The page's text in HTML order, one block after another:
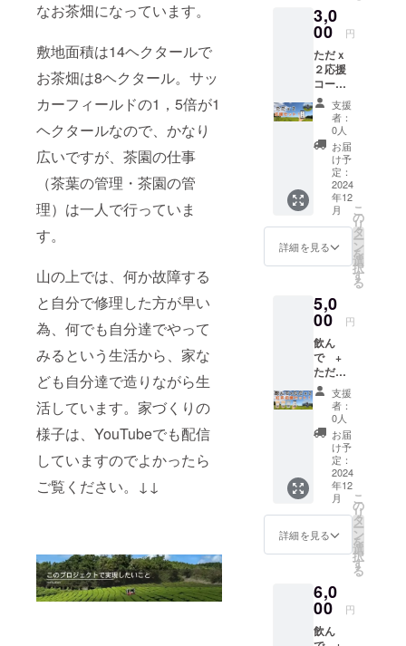
なお茶畑になっています。
敷地面積は14ヘクタールで
お茶畑は8ヘクタール。サッ
カーフィールドの1，5倍が1
ヘクタールなので、かなり
広いですが、茶園の仕事
（茶葉の管理・茶園の管
理）は一人で行っていま
す。
山の上では、何か故障する
と自分で修理した方が早い
為、何でも自分達でやって
みるという生活から、家な
ども自分達で造りながら生
活しています。家づくりの
様子は、YouTubeでも配信
していますのでよかったら
ご覧ください。↓↓
法 常
温 賞味
期限
発送日
より1年
間
3,0
00 円
ただｘ
２応援
コー
ス！ こ
ちらの
コース
はリ
ターン
費用が
かから
ないた
め、手
数料を
引いた
全額を
だきま
す。 ※
このリ
ターン
は
10,000
円、
30,000
円,
50,000
円のリ
ターン
と同じ
内容に
なりま
す。 ◎
あまた
にお名
前を掲
載期
支援
者：
0人
お届
け予
定：
2024
年12
月
詳細を見る
こ
の
リ
タ
ー
ン
を
選
択
す
る
5,0
00 円
飲ん
で +
ただｘ
２応
援！紅
茶コー
ス 内容
量 焙煎
和紅
茶 天
（2gx1
2個）原
材料
お茶(熊
本)、芳
（2gx1
0個）原
材料
お茶(熊
支援
者：
0人
お届
け予
定：
2024
年12
月
詳細を見る
こ
の
リ
タ
ー
ン
を
選
択
す
る
6,0
00 円
飲ん